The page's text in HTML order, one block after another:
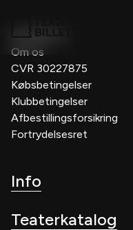
Kontakt os
Om os
CVR 30227875
Købsbetingelser
Klubbetingelser
Afbestillingsforsikring
Fortrydelsesret
Info
Teaterkatalog